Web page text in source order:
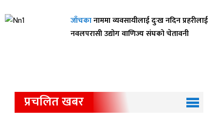
जाँचकानाममा व्यवसायीलाई दुःख नदिन प्रहरीलाई
नवलपरासी उद्योग वाणिज्य संघको चेतावनी
प्रचलित खबर